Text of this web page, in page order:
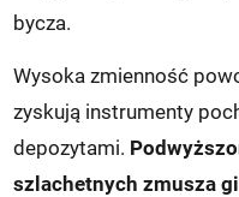
bycza.
Wysoka zmienność
zyskują instrumenty
depozytami.
szlachetnych zmusza